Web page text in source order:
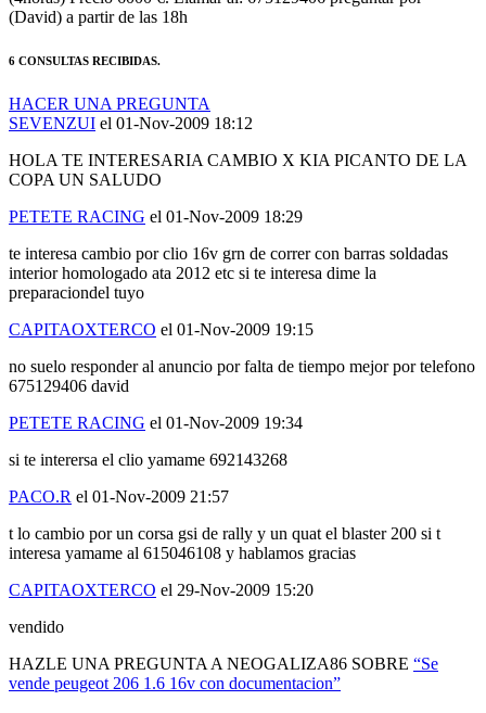
SEVENZUI el 01-Nov-2009 18:12
HOLA TE INTERESARIA CAMBIO X KIA PICANTO DE LA
COPA UN SALUDO
PETETE RACING el 01-Nov-2009 18:29
te interesa cambio por clio 16v grn de correr con barras soldadas
interior homologado ata 2012 etc si te interesa dime la
preparaciondel tuyo
CAPITAOXTERCO
no suelo responder al anuncio por falta de tiempo mejor por telefono
675129406 david
PETETE RACING
si te interersa el clio yamame 692143268
PACO.R el 01-Nov-2009 21:57
t lo cambio por un corsa gsi de rally y un quat el blaster 200 si t
interesa yamame al 615046108 y hablamos gracias
CAPITAOXTERCO el 29-Nov-2009 15:20
vendido
HAZLE UNA PREGUNTA A NEOGALIZA86 SOBRE
vende peugeot 206 1.6 16v con documentacion”
Debes estar logueado para poder realizar la consulta